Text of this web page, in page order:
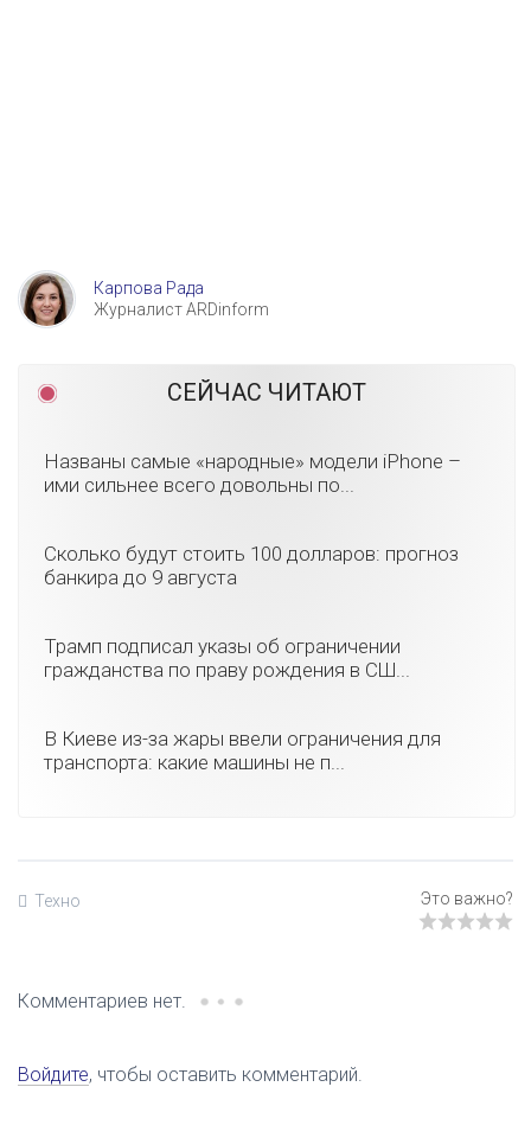
Карпова Рада
Журналист ARDinform
СЕЙЧАС ЧИТАЮТ
Названы самые «народные» модели iPhone –
ими сильнее всего довольны по...
Сколько будут стоить 100 долларов: прогноз
банкира до 9 августа
Трамп подписал указы об ограничении
гражданства по праву рождения в СШ...
В Киеве из-за жары ввели ограничения для
транспорта: какие машины не п...
Техно
Комментариев нет.
Войдите, чтобы оставить комментарий.